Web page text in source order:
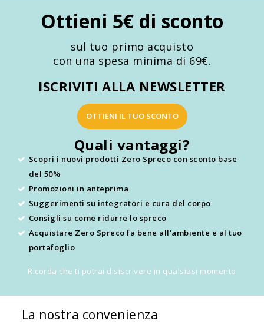
Ottieni 5€ di sconto
sul tuo primo acquisto
con una spesa minima di 69€.
ISCRIVITI ALLA NEWSLETTER
OTTIENI IL TUO SCONTO
Quali vantaggi?
Scopri i nuovi prodotti Zero Spreco con sconto base
del 50%
Promozioni in anteprima
Suggerimenti su integratori e cura del corpo
Consigli su come ridurre lo spreco
Acquistare Zero Spreco fa bene all'ambiente e al tuo
portafoglio
Ricorda che ti potrai disiscrivere in qualsiasi momento
La nostra convenienza